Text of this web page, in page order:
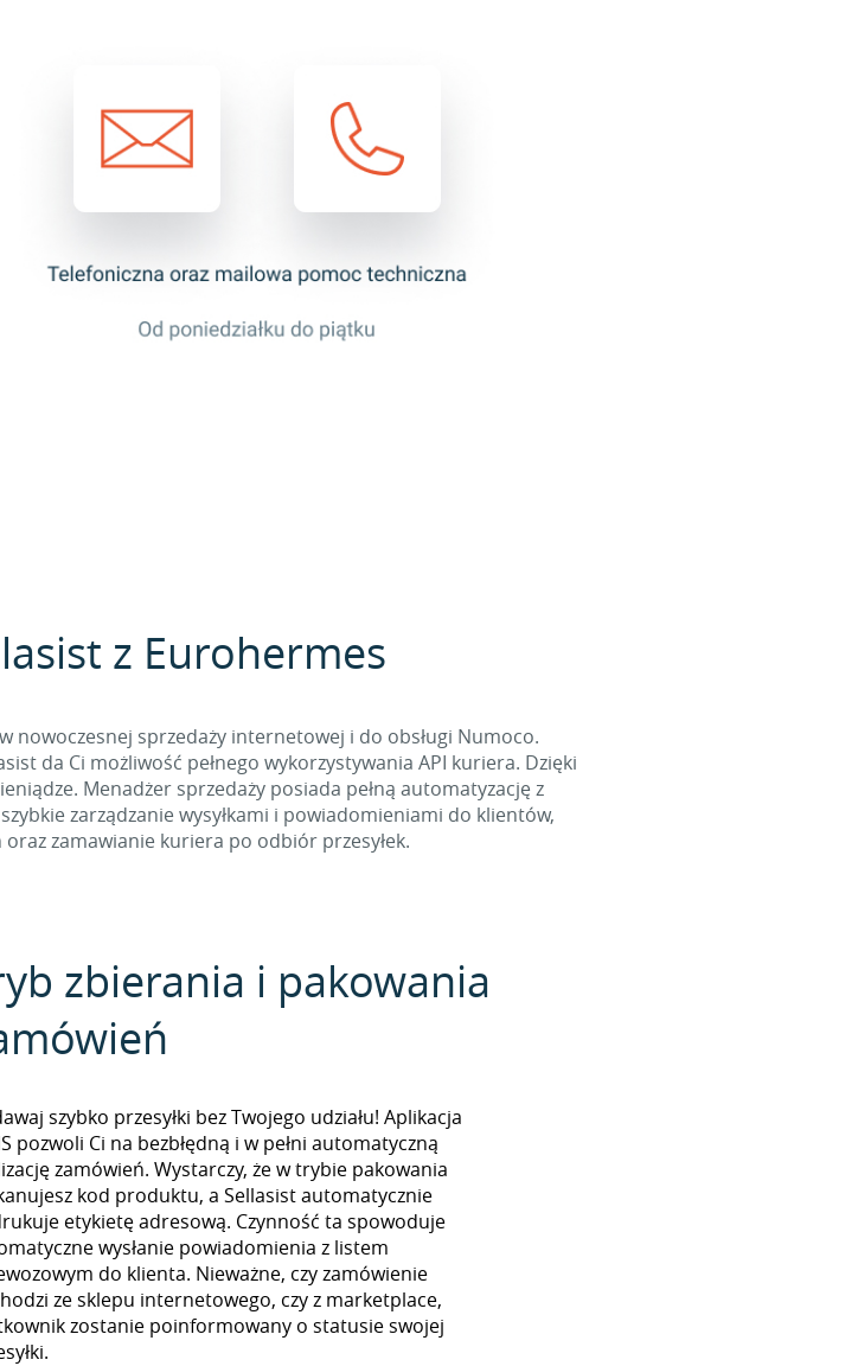
z Eurohermes
nowoczesnej sprzedaży internetowej i do obsługi Numoco.
da Ci możliwość pełnego wykorzystywania API kuriera. Dzięki
Menadżer sprzedaży posiada pełną automatyzację z
zarządzanie wysyłkami i powiadomieniami do klientów,
zamawianie kuriera po odbiór przesyłek.
zbierania i pakowania
szybko przesyłki bez Twojego udziału! Aplikacja
pozwoli Ci na bezbłędną i w pełni automatyczną
zamówień. Wystarczy, że w trybie pakowania
kod produktu, a Sellasist automatycznie
etykietę adresową. Czynność ta spowoduje
wysłanie powiadomienia z listem
do klienta. Nieważne, czy zamówienie
ze sklepu internetowego, czy z marketplace,
zostanie poinformowany o statusie swojej